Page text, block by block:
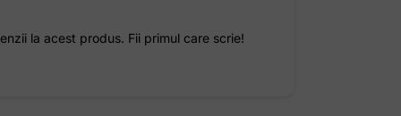
la acest produs. Fii primul care scrie!